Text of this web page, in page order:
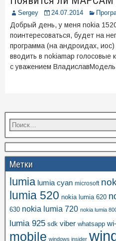
Sergey 24.07.2014
Добрый день, у меня nokia
поинтересоваться, будет на
программа (на андроидах,
вводить в nokiamap
с уважением
Метки
lumia lumia cyan microsoft
lumia 520 nokia lumia 620
630 nokia lumia 720 nokia lumia
lumia 925 sdk viber whatsapp
mobile windows insider